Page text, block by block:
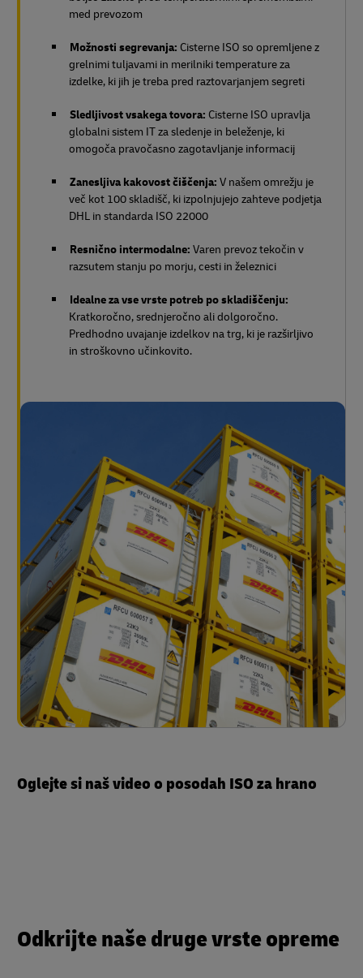
med prevozom
Možnosti segrevanja: Cisterne ISO so opremljene z
grelnimi tuljavami in merilniki temperature za
izdelke, ki jih je treba pred raztovarjanjem segreti
Sledljivost vsakega tovora: Cisterne ISO upravlja
globalni sistem IT za sledenje in beleženje, ki
omogoča pravočasno zagotavljanje informacij
Zanesljiva kakovost čiščenja: V našem omrežju je
več kot 100 skladišč, ki izpolnjujejo zahteve podjetja
DHL in standarda ISO 22000
Resnično intermodalne: Varen prevoz tekočin v
razsutem stanju po morju, cesti in železnici
Idealne za vse vrste potreb po skladiščenju:
Kratkoročno, srednjeročno ali dolgoročno.
Predhodno uvajanje izdelkov na trg, ki je razširljivo
in stroškovno učinkovito.
Oglejte si naš video o posodah ISO za hrano